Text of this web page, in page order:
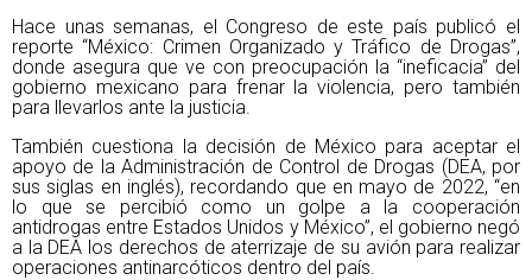
Hace unas semanas, el Congreso de este país publicó el
reporte “México: Crimen Organizado y Tráfico de Drogas”,
donde asegura que ve con preocupación la “ineficacia” del
gobierno mexicano para frenar la violencia, pero también
para llevarlos ante la justicia.
También cuestiona la decisión de México para aceptar el
apoyo de la Administración de Control de Drogas (DEA, por
sus siglas en inglés), recordando que en mayo de 2022, “en
lo que se percibió como un golpe a la cooperación
antidrogas entre Estados Unidos y México”, el gobierno negó
a la DEA los derechos de aterrizaje de su avión para realizar
operaciones antinarcóticos dentro del país.